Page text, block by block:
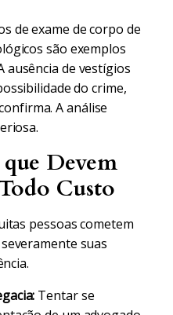
de exame de corpo de
são exemplos
ausência de vestígios
do crime,
A análise
Devem
Custo
pessoas cometem
suas
Tentar se